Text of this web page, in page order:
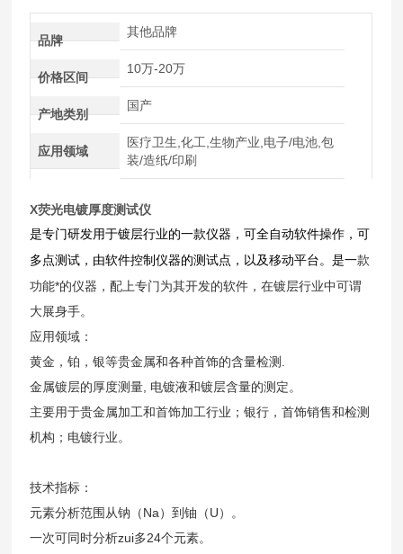
品牌
其他品牌
价格区间
10万-20万
产地类别
国产
应用领域
医疗卫生,化工,生物产业,电子/电池,包
装/造纸/印刷
X荧光电镀厚度测试仪
是专门研发用于镀层行业的一款仪器，可全自动软件操作，可
多点测试，由软件控制仪器的测试点，以及移动平台。是一款
功能*的仪器，配上专门为其开发的软件，在镀层行业中可谓
大展身手。
应用领域：
黄金，铂，银等贵金属和各种首饰的含量检测.
金属镀层的厚度测量, 电镀液和镀层含量的测定。
主要用于贵金属加工和首饰加工行业；银行，首饰销售和检测
机构；电镀行业。
技术指标：
元素分析范围从钠（Na）到铀（U）。
一次可同时分析zui多24个元素。